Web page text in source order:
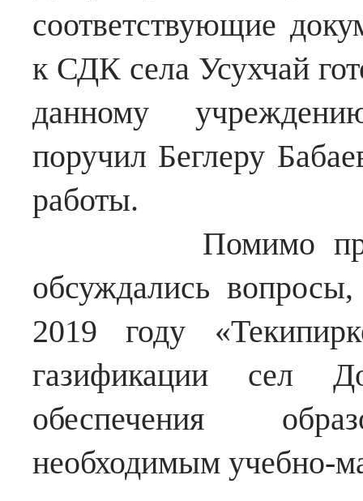
соответствующие
к СДК села Усухчай
данному
поручил Беглеру
работы.
Помимо
обсуждались
2019 году
газификации сел
обеспечения
необходимым учебно-